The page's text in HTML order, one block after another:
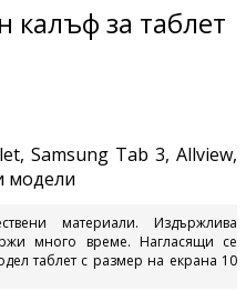
калъф за таблет
Samsung Tab 3, Allview,
модели
материали. Издържлива
много време. Нагласящи се
таблет с размер на екрана 10